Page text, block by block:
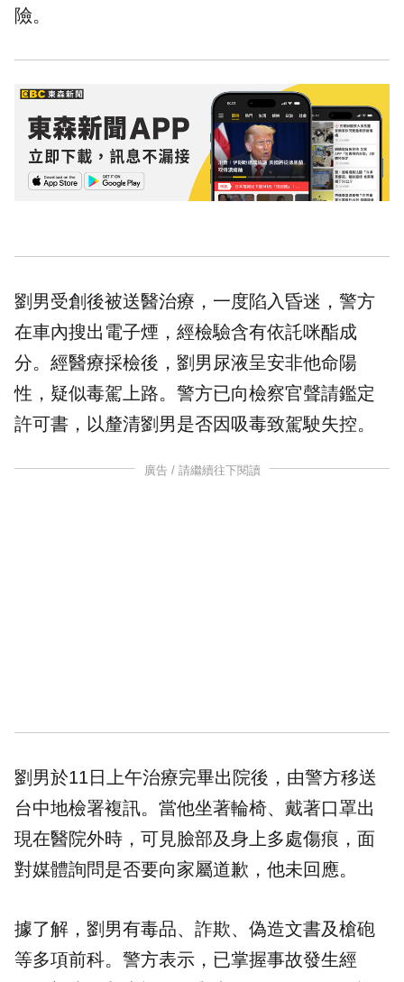
險。
劉男受創後被送醫治療，一度陷入昏迷，警方
在車內搜出電子煙，經檢驗含有依託咪酯成
分。經醫療採檢後，劉男尿液呈安非他命陽
性，疑似毒駕上路。警方已向檢察官聲請鑑定
許可書，以釐清劉男是否因吸毒致駕駛失控。
廣告 / 請繼續往下閱讀
劉男於11日上午治療完畢出院後，由警方移送
台中地檢署複訊。當他坐著輪椅、戴著口罩出
現在醫院外時，可見臉部及身上多處傷痕，面
對媒體詢問是否要向家屬道歉，他未回應。
據了解，劉男有毒品、詐欺、偽造文書及槍砲
等多項前科。警方表示，已掌握事故發生經